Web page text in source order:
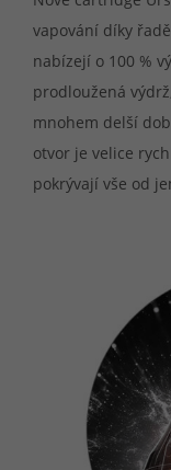
vapování díky
nabízejí o 100 %
prodloužená
mnohem delší
otvor je velice
pokrývají vše od